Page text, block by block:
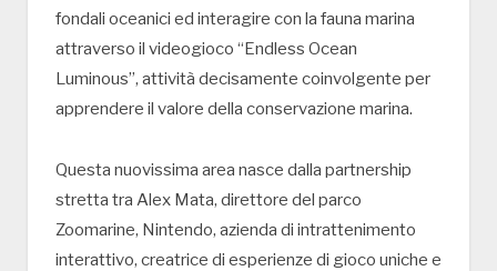
fondali oceanici ed interagire con la fauna marina
attraverso il videogioco “Endless Ocean
Luminous”, attività decisamente coinvolgente per
apprendere il valore della conservazione marina.
Questa nuovissima area nasce dalla partnership
stretta tra Alex Mata, direttore del parco
Zoomarine, Nintendo, azienda di intrattenimento
interattivo, creatrice di esperienze di gioco uniche e